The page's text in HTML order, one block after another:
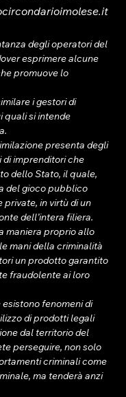
degli operatori del
esprimere alcune
promuove lo
i gestori di
quali si intende
presenta degli
imprenditori che
dello Stato, il quale,
del gioco pubblico
in virtù di un
dell’intera filiera.
maniera proprio allo
mani della criminalità
un prodotto garantito
fraudolente ai loro
fenomeni di
di prodotti legali
dal territorio del
perseguire, non solo
criminali come
ma tenderà anzi